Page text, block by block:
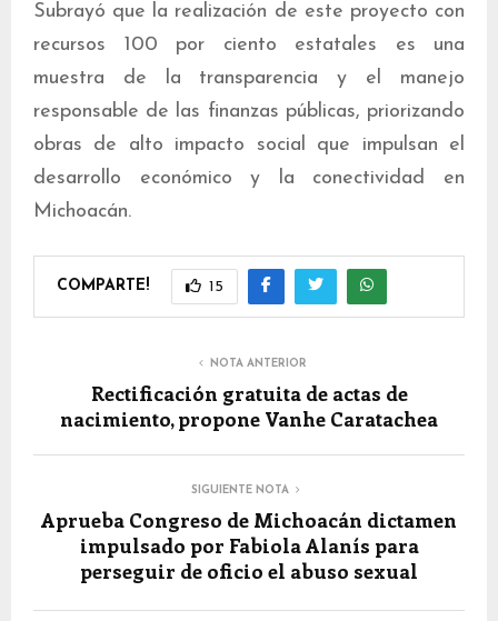
Subrayó que la realización de este proyecto con
recursos 100 por ciento estatales es una
muestra de la transparencia y el manejo
responsable de las finanzas públicas, priorizando
obras de alto impacto social que impulsan el
desarrollo económico y la conectividad en
Michoacán.
COMPARTE! 15
NOTA ANTERIOR
Rectificación gratuita de actas de
nacimiento, propone Vanhe Caratachea
SIGUIENTE NOTA
Aprueba Congreso de Michoacán dictamen
impulsado por Fabiola Alanís para
perseguir de oficio el abuso sexual